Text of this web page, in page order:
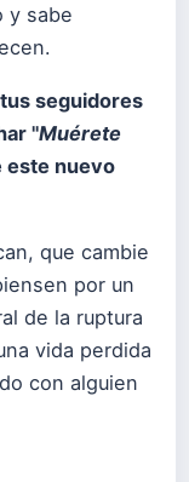
y sabe
seguidores
"Muérete
este nuevo
que cambie
por un
de la ruptura
vida perdida
con alguien